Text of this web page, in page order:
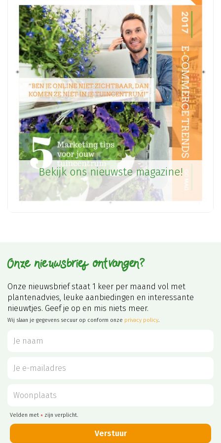
Bekijk ons nieuwste magazine!
Onze nieuwsbrief ontvangen?
Onze nieuwsbrief staat 1 keer per maand vol met
plantenadvies, leuke aanbiedingen en interessante
nieuwtjes. Geef je op en mis niets meer.
Wij slaan je gegevens secuur op conform onze privacy policy
Velden met * zijn verplicht.